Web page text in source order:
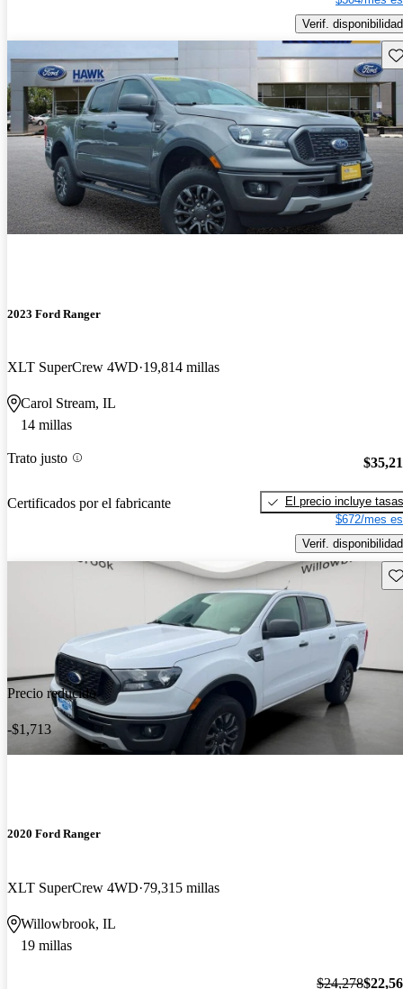
Verif. disponibilidad
2023 Ford Ranger
XLT SuperCrew 4WD 19,814 millas
Carol Stream, IL
14 millas
Trato justo
Certificados por el fabricante
El precio incluye tasas
$672/mes
Verif. disponibilidad
Precio reducido
-$1,713
2020 Ford Ranger
XLT SuperCrew 4WD 79,315 millas
Willowbrook, IL
19 millas
$24,278